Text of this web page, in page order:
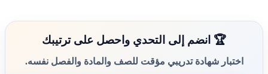
🏆 انضم إلى التحدي واحصل على ترتيبك
اختبار شهادة تدريبي مؤقت للصف والمادة والفصل نفسه.